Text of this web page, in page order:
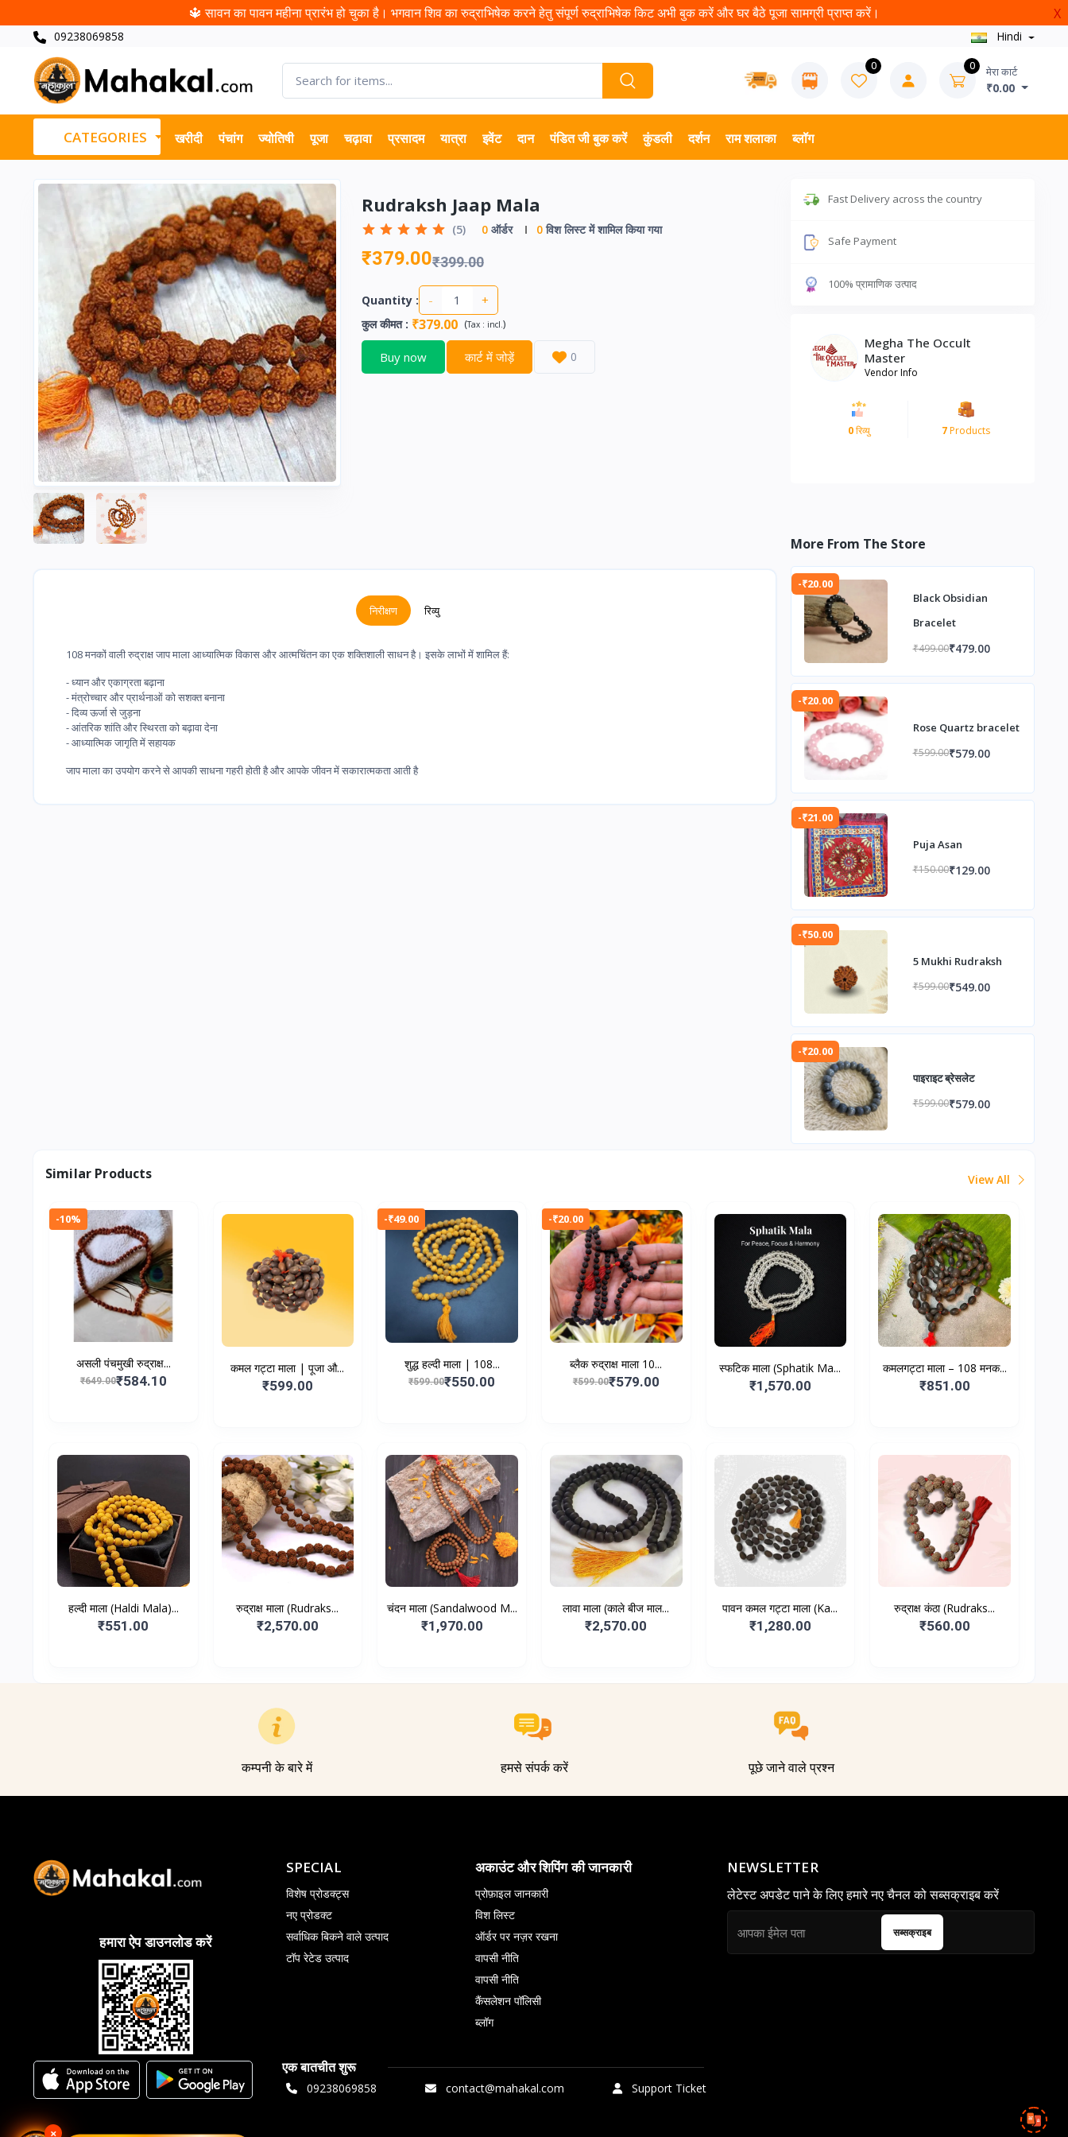
🔱 सावन का पावन महीना प्रारंभ हो चुका है। भगवान शिव का रुद्राभिषेक करने हेतु संपूर्ण रुद्राभिषेक किट अभी बुक करें और घर बैठे पूजा सामग्री प्राप्त करें। X
09238069858 Hindi
0 0 मेरा कार्ट
₹0.00
CATEGORIES खरीदी पंचांग ज्योतिषी पूजा चढ़ावा प्रसादम यात्रा इवेंट दान पंडित जी बुक करें कुंडली दर्शन राम शलाका ब्लॉग
Rudraksh Jaap Mala
(5) 0ऑर्डर 0विश लिस्ट में शामिल किया गया
₹379.00₹399.00
Quantity : - +
कुल कीमत: ₹379.00 (Tax : incl.)
Buy now कार्ट में जोड़ें 0
निरीक्षण रिव्यु
108 मनकों वाली रुद्राक्ष जाप माला आध्यात्मिक विकास और आत्मचिंतन का एक शक्तिशाली साधन है। इसके लाभों में शामिल हैं:
- ध्यान और एकाग्रता बढ़ाना
- मंत्रोच्चार और प्रार्थनाओं को सशक्त बनाना
- दिव्य ऊर्जा से जुड़ना
- आंतरिक शांति और स्थिरता को बढ़ावा देना
- आध्यात्मिक जागृति में सहायक
जाप माला का उपयोग करने से आपकी साधना गहरी होती है और आपके जीवन में सकारात्मकता आती है
Fast Delivery across the country
Safe Payment
100% प्रामाणिक उत्पाद
Megha The Occult
Master
Vendor Info
0रिव्यु 7Products
More From The Store
-₹20.00
Black Obsidian
Bracelet
₹499.00₹479.00
-₹20.00
Rose Quartz bracelet
₹599.00₹579.00
-₹21.00
Puja Asan
₹150.00₹129.00
-₹50.00
5 Mukhi Rudraksh
₹599.00₹549.00
-₹20.00
पाइराइट ब्रेसलेट
₹599.00₹579.00
Similar Products View All
-10%
असली पंचमुखी रुद्राक्ष...
₹649.00₹584.10
कमल गट्टा माला | पूजा औ...
₹599.00
-₹49.00
शुद्ध हल्दी माला | 108...
₹599.00₹550.00
-₹20.00
ब्लैक रुद्राक्ष माला 10...
₹599.00₹579.00
स्फटिक माला (Sphatik Ma...
₹1,570.00
कमलगट्टा माला – 108 मनक...
₹851.00
हल्दी माला (Haldi Mala)...
₹551.00
रुद्राक्ष माला (Rudraks...
₹2,570.00
चंदन माला (Sandalwood M...
₹1,970.00
लावा माला (काले बीज माल...
₹2,570.00
पावन कमल गट्टा माला (Ka...
₹1,280.00
रुद्राक्ष कंठा (Rudraks...
₹560.00
कम्पनी के बारे में हमसे संपर्क करें पूछे जाने वाले प्रश्न
हमारा ऐप डाउनलोड करें
SPECIAL
विशेष प्रोडक्ट्स
नए प्रोडक्ट
सर्वाधिक बिकने वाले उत्पाद
टॉप रेटेड उत्पाद
अकाउंट और शिपिंग की जानकारी
प्रोफ़ाइल जानकारी
विश लिस्ट
ऑर्डर पर नज़र रखना
वापसी नीति
वापसी नीति
कैंसलेशन पॉलिसी
ब्लॉग
NEWSLETTER
लेटेस्ट अपडेट पाने के लिए हमारे नए चैनल को सब्सक्राइब करें
सब्सक्राइब
एक बातचीत शुरू
09238069858 contact@mahakal.com Support Ticket